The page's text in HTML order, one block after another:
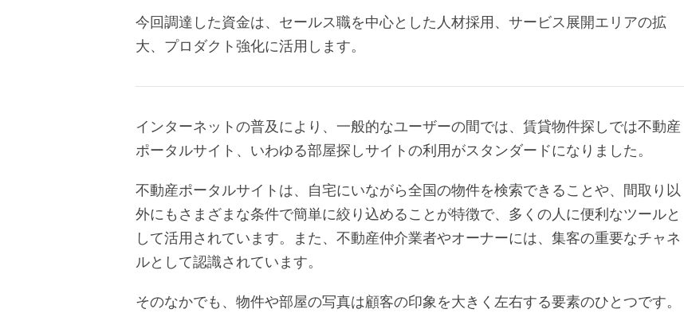
今回調達した資金は、セールス職を中心とした人材採用、サービス展開エリアの拡
大、プロダクト強化に活用します。
インターネットの普及により、一般的なユーザーの間では、賃貸物件探しでは不動産
ポータルサイト、いわゆる部屋探しサイトの利用がスタンダードになりました。
不動産ポータルサイトは、自宅にいながら全国の物件を検索できることや、間取り以
外にもさまざまな条件で簡単に絞り込めることが特徴で、多くの人に便利なツールと
して活用されています。また、不動産仲介業者やオーナーには、集客の重要なチャネ
ルとして認識されています。
そのなかでも、物件や部屋の写真は顧客の印象を大きく左右する要素のひとつです。